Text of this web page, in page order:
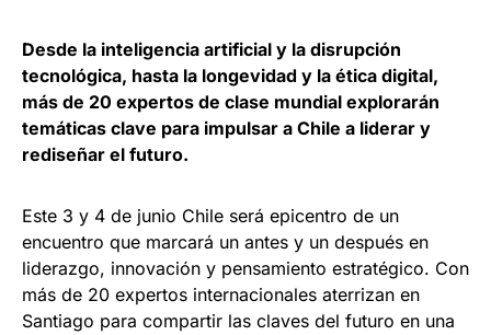
Desde la inteligencia artificial y la disrupción
tecnológica, hasta la longevidad y la ética digital,
más de 20 expertos de clase mundial explorarán
temáticas clave para impulsar a Chile a liderar y
rediseñar el futuro.
Este 3 y 4 de junio Chile será epicentro de un
encuentro que marcará un antes y un después en
liderazgo, innovación y pensamiento estratégico. Con
más de 20 expertos internacionales aterrizan en
Santiago para compartir las claves del futuro en una